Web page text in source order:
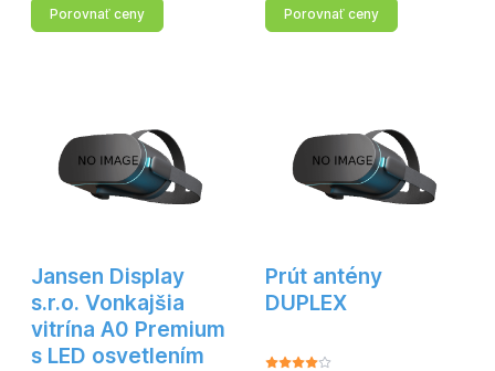
Porovnať ceny Porovnať ceny
Jansen Display
s.r.o. Vonkajšia
vitrína A0 Premium
s LED osvetlením
Prút antény
DUPLEX